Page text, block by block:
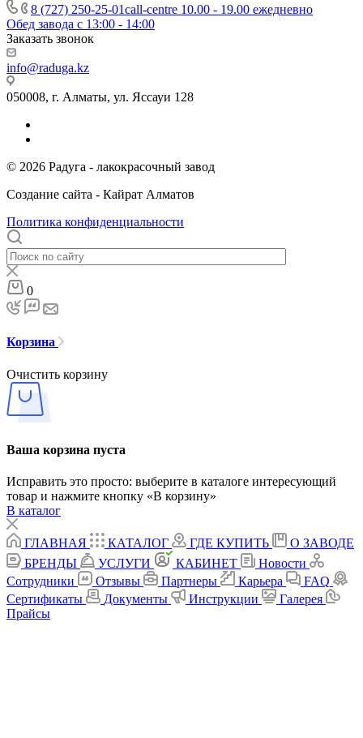
8 (727) 250-25-01call-centre 10.00 - 19.00 ежедневно
Обед завода с 13:00 - 14:00
Заказать звонок
info@raduga.kz
050008, г. Алматы, ул. Яссауи 128
© 2026 Радуга - лакокрасочный завод
Создание сайта - Кайрат Алматов
Политика конфиденциальности
0
Корзина
Очистить корзину
Ваша корзина пуста
Исправить это просто: выберите в каталоге интересующий
товар и нажмите кнопку «В корзину»
В каталог
ГЛАВНАЯ КАТАЛОГ ГДЕ КУПИТЬ
О ЗАВОДЕ
БРЕНДЫ
УСЛУГИ КАБИНЕТ
Новости
Сотрудники
Отзывы Партнеры Карьера
FAQ
Сертификаты
Документы Инструкции
Галерея
Прайсы